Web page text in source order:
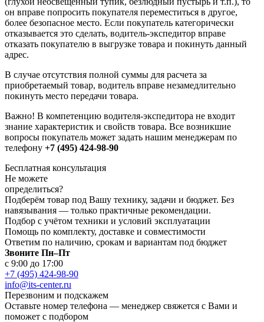
он вправе попросить покупателя переместиться в другое,
более безопасное место. Если покупатель категорически
отказывается это сделать, водитель-экспедитор вправе
отказать покупателю в выгрузке товара и покинуть данный
адрес.
В случае отсутствия полной суммы для расчета за
приобретаемый товар, водитель вправе незамедлительно
покинуть место передачи товара.
Важно! В компетенцию водителя-экспедитора не входит
знание характеристик и свойств товара. Все возникшие
вопросы покупатель может задать нашим менеджерам по
телефону +7 (495) 424-98-90
Бесплатная консультация
Не можете
определиться?
Подберём товар под Вашу технику, задачи и бюджет. Без
навязывания — только практичные рекомендации.
Подбор с учётом техники и условий эксплуатации
Помощь по комплекту, доставке и совместимости
Ответим по наличию, срокам и вариантам под бюджет
Звоните Пн–Пт
с 9:00 до 17:00
+7 (495) 424-98-90
info@its-center.ru
Перезвоним и подскажем
Оставьте номер телефона — менеджер свяжется с Вами и
поможет с подбором